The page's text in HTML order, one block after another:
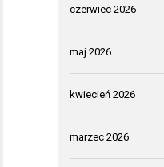
czerwiec 2026
maj 2026
kwiecień 2026
marzec 2026